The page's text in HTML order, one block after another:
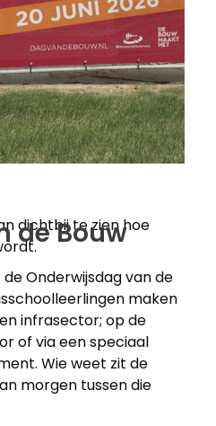
de Bouw
dichtbij te zien hoe
de Onderwijsdag van de
maken
infrasector; op de
of via een speciaal
Wie weet zit de
morgen tussen die